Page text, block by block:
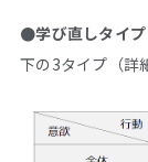
●学び直しタイプ
下の3タイプ（詳